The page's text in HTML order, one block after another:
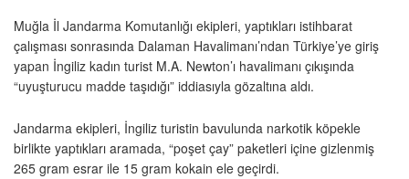
Muğla İl Jandarma Komutanlığı ekipleri, yaptıkları istihbarat
çalışması sonrasında Dalaman Havalimanı’ndan Türkiye’ye giriş
yapan İngiliz kadın turist M.A. Newton’ı havalimanı çıkışında
“uyuşturucu madde taşıdığı” iddiasıyla gözaltına aldı.
Jandarma ekipleri, İngiliz turistin bavulunda narkotik köpekle
birlikte yaptıkları aramada, “poşet çay” paketleri içine gizlenmiş
265 gram esrar ile 15 gram kokain ele geçirdi.